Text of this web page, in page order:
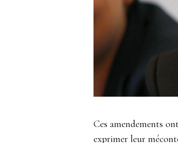
Ces amendements
exprimer leur